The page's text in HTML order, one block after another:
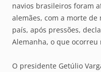
navios brasileiros foram
alemães, com a morte de
país, após pressões,
Alemanha, o que ocorreu
O presidente Getúlio